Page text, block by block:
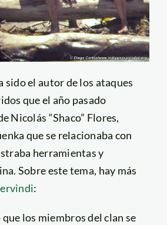
sido el autor de los ataques
que el año pasado
Nicolás “Shaco” Flores,
que se relacionaba con
herramientas y
Sobre este tema, hay más
:
los miembros del clan se